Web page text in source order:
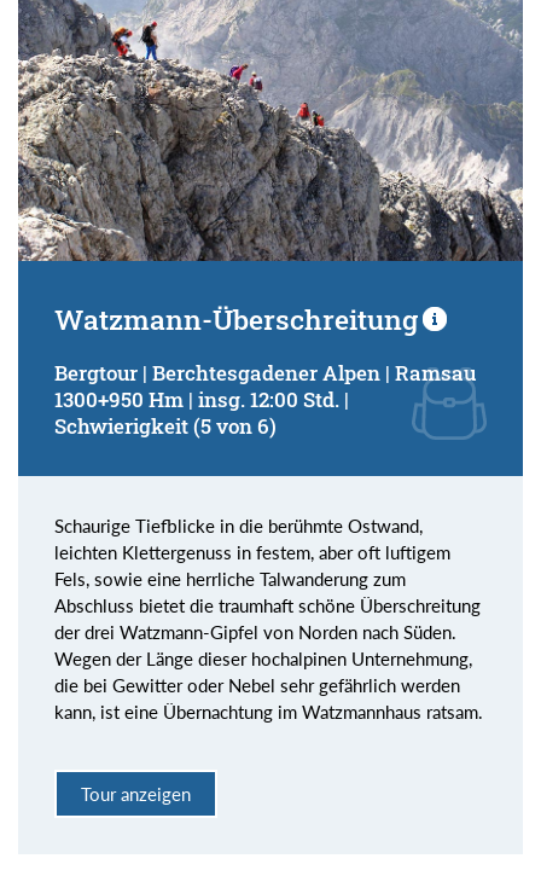
Kondition (Tourdauer):
von
bis
Suchbegriff:
Watzmann-Überschreitung
Bergtour | Berchtesgadener Alpen | Ramsau
1300+950 Hm | insg. 12:00 Std. |
Schwierigkeit (5 von 6)
Schaurige Tiefblicke in die berühmte Ostwand,
leichten Klettergenuss in festem, aber oft luftigem
Fels, sowie eine herrliche Talwanderung zum
Abschluss bietet die traumhaft schöne Überschreitung
der drei Watzmann-Gipfel von Norden nach Süden.
Wegen der Länge dieser hochalpinen Unternehmung,
die bei Gewitter oder Nebel sehr gefährlich werden
kann, ist eine Übernachtung im Watzmannhaus ratsam.
Tour anzeigen